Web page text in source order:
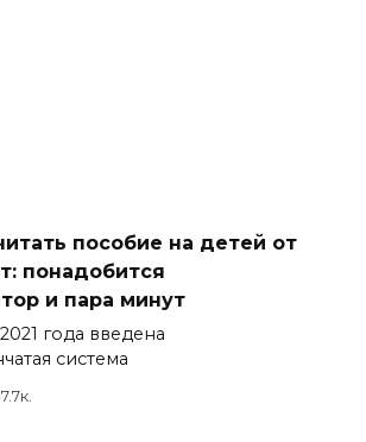
пособие на детей от
понадобится
и пара минут
года введена
система